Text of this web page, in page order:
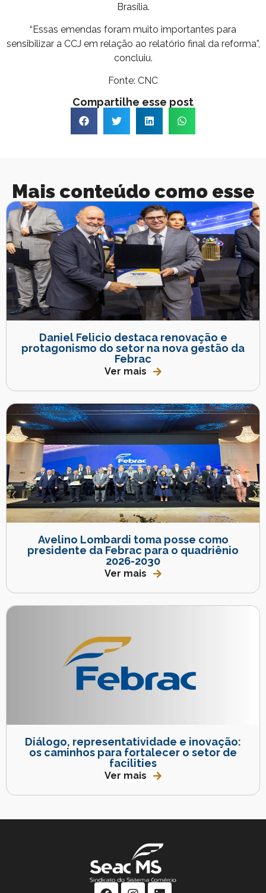
Brasília.
“Essas emendas foram muito importantes para
sensibilizar a CCJ em relação ao relatório final da reforma”,
concluiu.
Fonte: CNC
Compartilhe esse post
Mais conteúdo como esse
Daniel Felicio destaca renovação e
protagonismo do setor na nova gestão da
Febrac
Ver mais
Avelino Lombardi toma posse como
presidente da Febrac para o quadriênio
2026-2030
Ver mais
Diálogo, representatividade e inovação:
os caminhos para fortalecer o setor de
facilities
Ver mais